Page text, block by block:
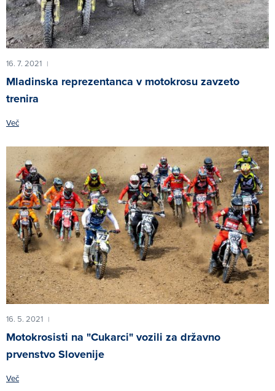
16. 7. 2021 |
Mladinska reprezentanca v motokrosu zavzeto
trenira
Več
16. 5. 2021 |
Motokrosisti na "Cukarci" vozili za državno
prvenstvo Slovenije
Več